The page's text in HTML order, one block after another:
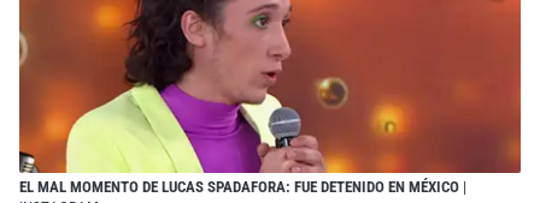
EL MAL MOMENTO DE LUCAS SPADAFORA: FUE DETENIDO EN MÉXICO |